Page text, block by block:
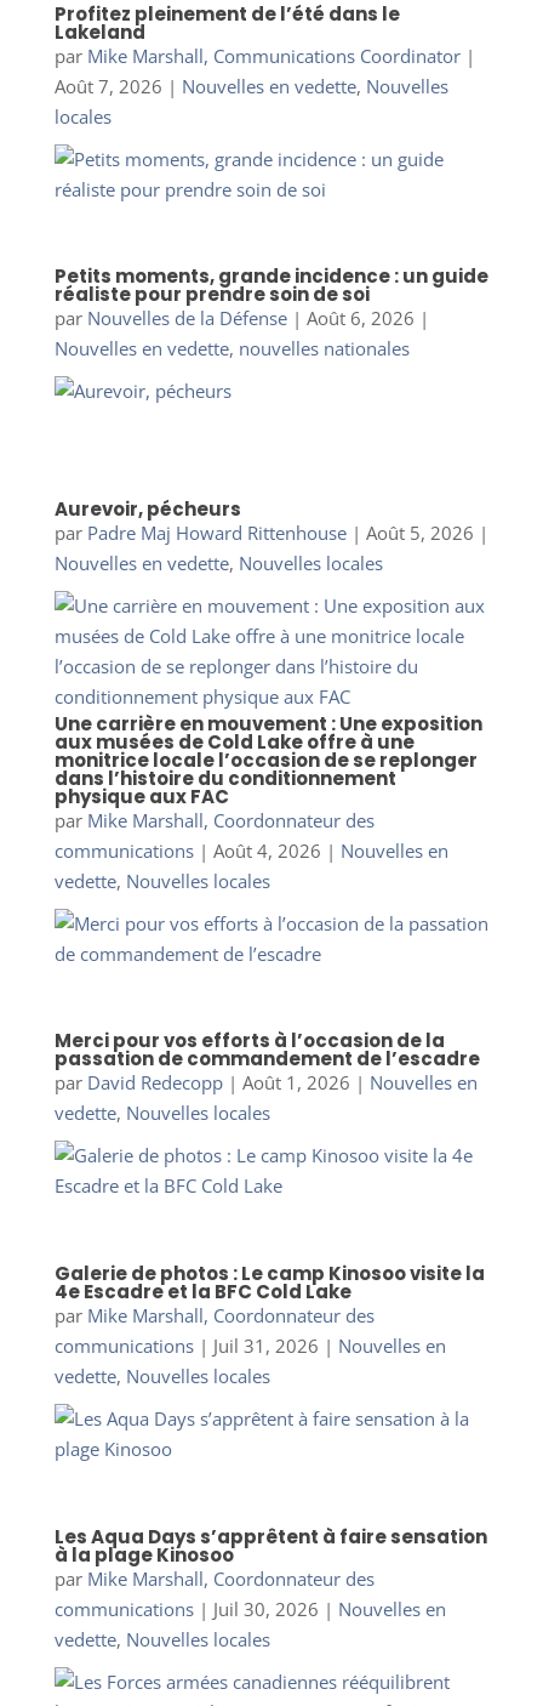
Profitez pleinement de l’été dans le
Lakeland
par Mike Marshall, Communications Coordinator|
Août 7, 2026 | Nouvelles en vedette, Nouvelles
locales
Petits moments, grande incidence : un guide
réaliste pour prendre soin de soi
par Nouvelles de la Défense| Août 6, 2026 |
Nouvelles en vedette, nouvelles nationales
Aurevoir, pécheurs
par Padre Maj Howard Rittenhouse| Août 5, 2026 |
Nouvelles en vedette, Nouvelles locales
Une carrière en mouvement : Une exposition
aux musées de Cold Lake offre à une
monitrice locale l’occasion de se replonger
dans l’histoire du conditionnement
physique aux FAC
par Mike Marshall, Coordonnateur des
communications| Août 4, 2026 | Nouvelles en
vedette, Nouvelles locales
Merci pour vos efforts à l’occasion de la
passation de commandement de l’escadre
par David Redecopp| Août 1, 2026 | Nouvelles en
vedette, Nouvelles locales
Galerie de photos : Le camp Kinosoo visite la
4e Escadre et la BFC Cold Lake
par Mike Marshall, Coordonnateur des
communications| Juil 31, 2026 | Nouvelles en
vedette, Nouvelles locales
Les Aqua Days s’apprêtent à faire sensation
à la plage Kinosoo
par Mike Marshall, Coordonnateur des
communications| Juil 30, 2026 | Nouvelles en
vedette, Nouvelles locales